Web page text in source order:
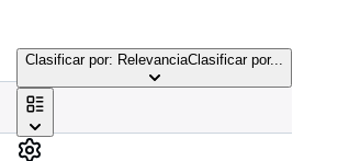
Clasificar por: RelevanciaClasificar por...